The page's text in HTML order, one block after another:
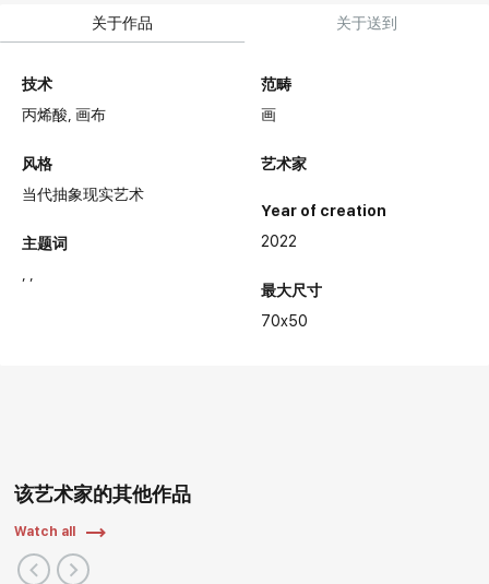
关于作品 关于送到
技术
丙烯酸,画布
风格
当代抽象现实艺术
主题词
范畴
画
艺术家
Year of creation
2022
最大尺寸
70x50
该艺术家的其他作品
Watch all